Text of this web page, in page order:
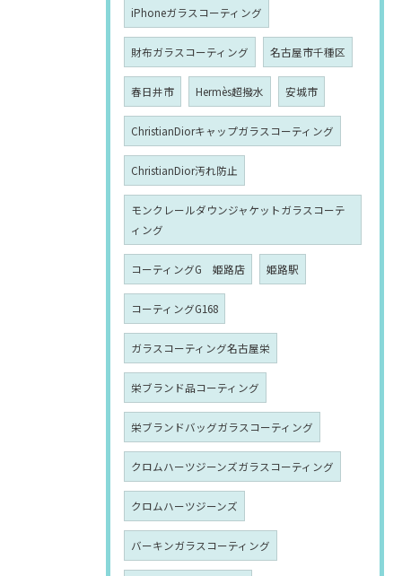
iPhoneガラスコーティング
財布ガラスコーティング 名古屋市千種区
春日井市 Hermès超撥水 安城市
ChristianDiorキャップガラスコーティング
ChristianDior汚れ防止
モンクレールダウンジャケットガラスコーテ
ィング
コーティングG 姫路店 姫路駅
コーティングG168
ガラスコーティング名古屋栄
栄ブランド品コーティング
栄ブランドバッグガラスコーティング
クロムハーツジーンズガラスコーティング
クロムハーツジーンズ
バーキンガラスコーティング